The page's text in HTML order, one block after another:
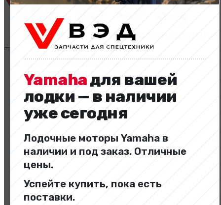
Yamahaдля вашей
лодки — в наличии
уже сегодня
Лодочные моторы Yamaha в
наличии и под заказ. Отличные
цены.
Успейте купить, пока есть
поставки.
Двигатели и комплектующие